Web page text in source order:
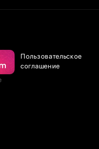
Пользовательское
соглашение